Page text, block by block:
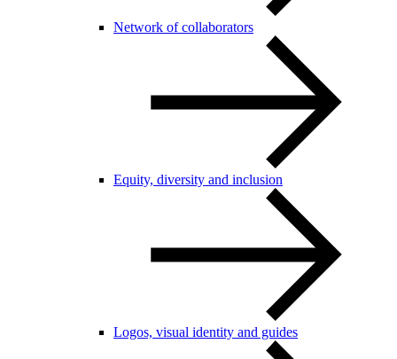
Network of collaborators
Equity, diversity and inclusion
Logos, visual identity and guides